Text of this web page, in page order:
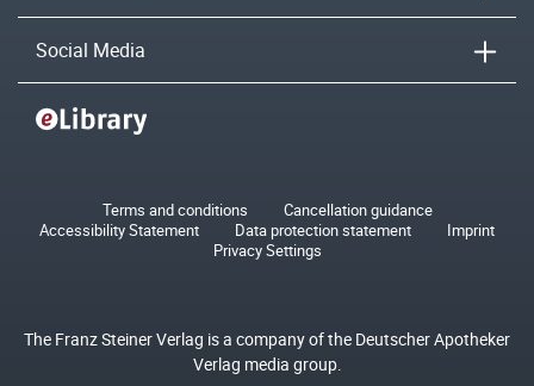
Social Media
Terms and conditions
Cancellation guidance
Accessibility Statement
Data protection statement
Imprint
Privacy Settings
The Franz Steiner Verlag is a company of the Deutscher Apotheker
Verlag media group.